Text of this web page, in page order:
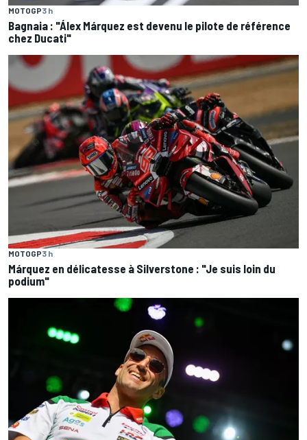
MOTOGP3 h
Bagnaia : "Álex Márquez est devenu le pilote de référence
chez Ducati"
MOTOGP3 h
Márquez en délicatesse à Silverstone : "Je suis loin du
podium"